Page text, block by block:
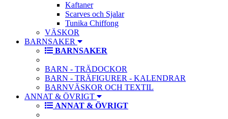
Kaftaner
Scarves och Sjalar
Tunika Chiffong
VÄSKOR
BARNSAKER
BARNSAKER
BARN - TRÄDOCKOR
BARN - TRÄFIGURER - KALENDRAR
BARNVÄSKOR OCH TEXTIL
ANNAT & ÖVRIGT
ANNAT & ÖVRIGT